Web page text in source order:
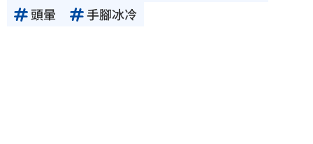
頭暈
手腳冰冷